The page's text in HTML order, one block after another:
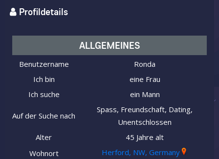
Profildetails
ALLGEMEINES
Benutzername
Ronda
Ich bin
eine Frau
Ich suche
ein Mann
Auf der Suche nach
Spass, Freundschaft, Dating,
Unentschlossen
Alter
45 Jahre alt
Wohnort
Herford, NW, Germany